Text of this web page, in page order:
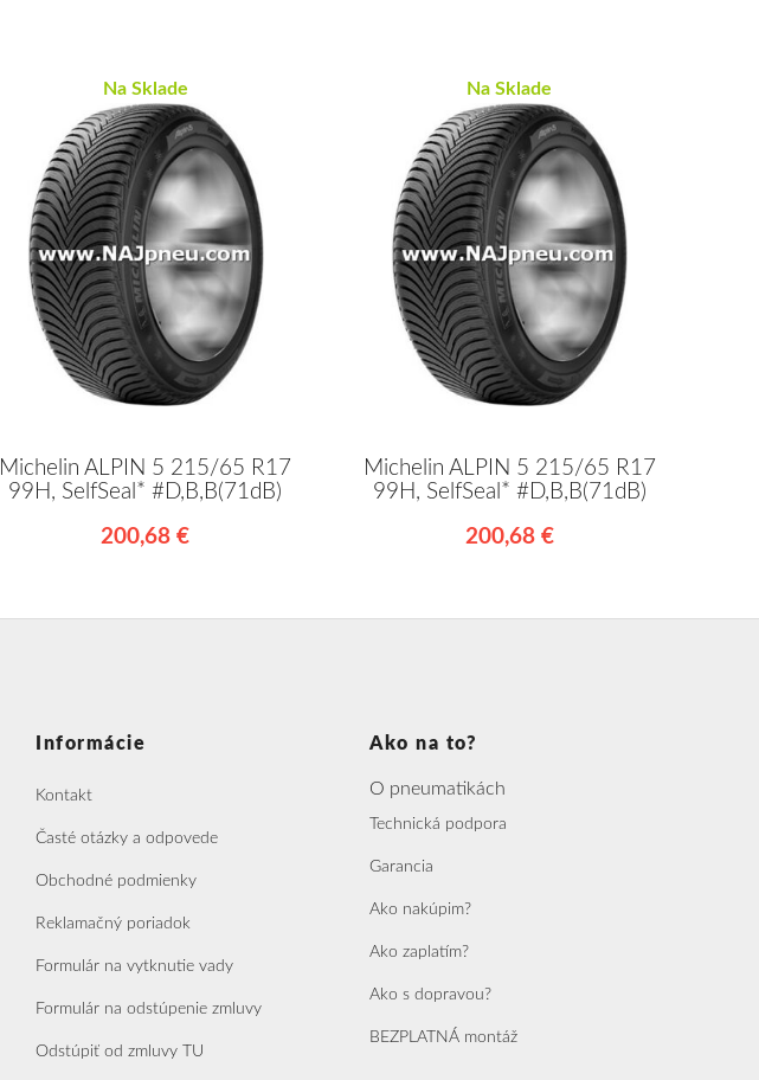
Na Sklade
Michelin ALPIN 5 215/65 R17
99H, SelfSeal* #D,B,B(71dB)
200,68 €
Na Sklade
Michelin ALPIN 5 215/65 R17
99H, SelfSeal* #D,B,B(71dB)
200,68 €
Informácie
Kontakt
Časté otázky a odpovede
Obchodné podmienky
Reklamačný poriadok
Formulár na vytknutie vady
Formulár na odstúpenie zmluvy
Odstúpiť od zmluvy TU
Ako na to?
O pneumatikách
Technická podpora
Garancia
Ako nakúpim?
Ako zaplatím?
Ako s dopravou?
BEZPLATNÁ montáž